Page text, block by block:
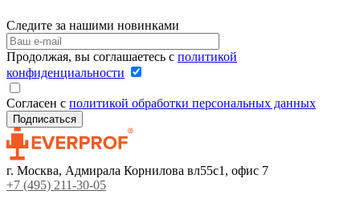
Следите за нашими новинками
Продолжая, вы соглашаетесь с политикой
конфиденциальности
Согласен с политикой обработки персональных данных
г. Москва, Адмирала Корнилова вл55с1, офис 7
+7 (495) 211-30-05